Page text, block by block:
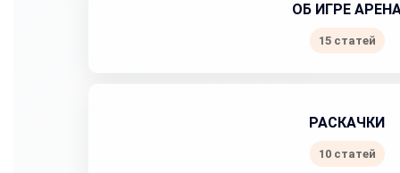
ОБ ИГРЕ
15 статей
РАСКАЧКИ
10 статей